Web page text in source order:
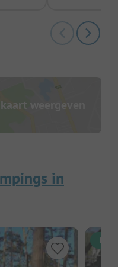
weergeven
in